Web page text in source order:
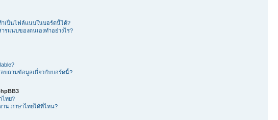
ำเป็นไฟล์แนบในบอร์ดนี้ได้?
รแนบของตนเองทำอย่างไร?
บถามข้อมูลเกี่ยวกับบอร์ดนี้?
ไทย?
าน ภาษาไทยได้ที่ไหน?